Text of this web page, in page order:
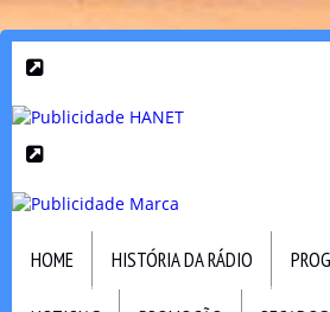
HOME HISTÓRIA DA RÁDIO